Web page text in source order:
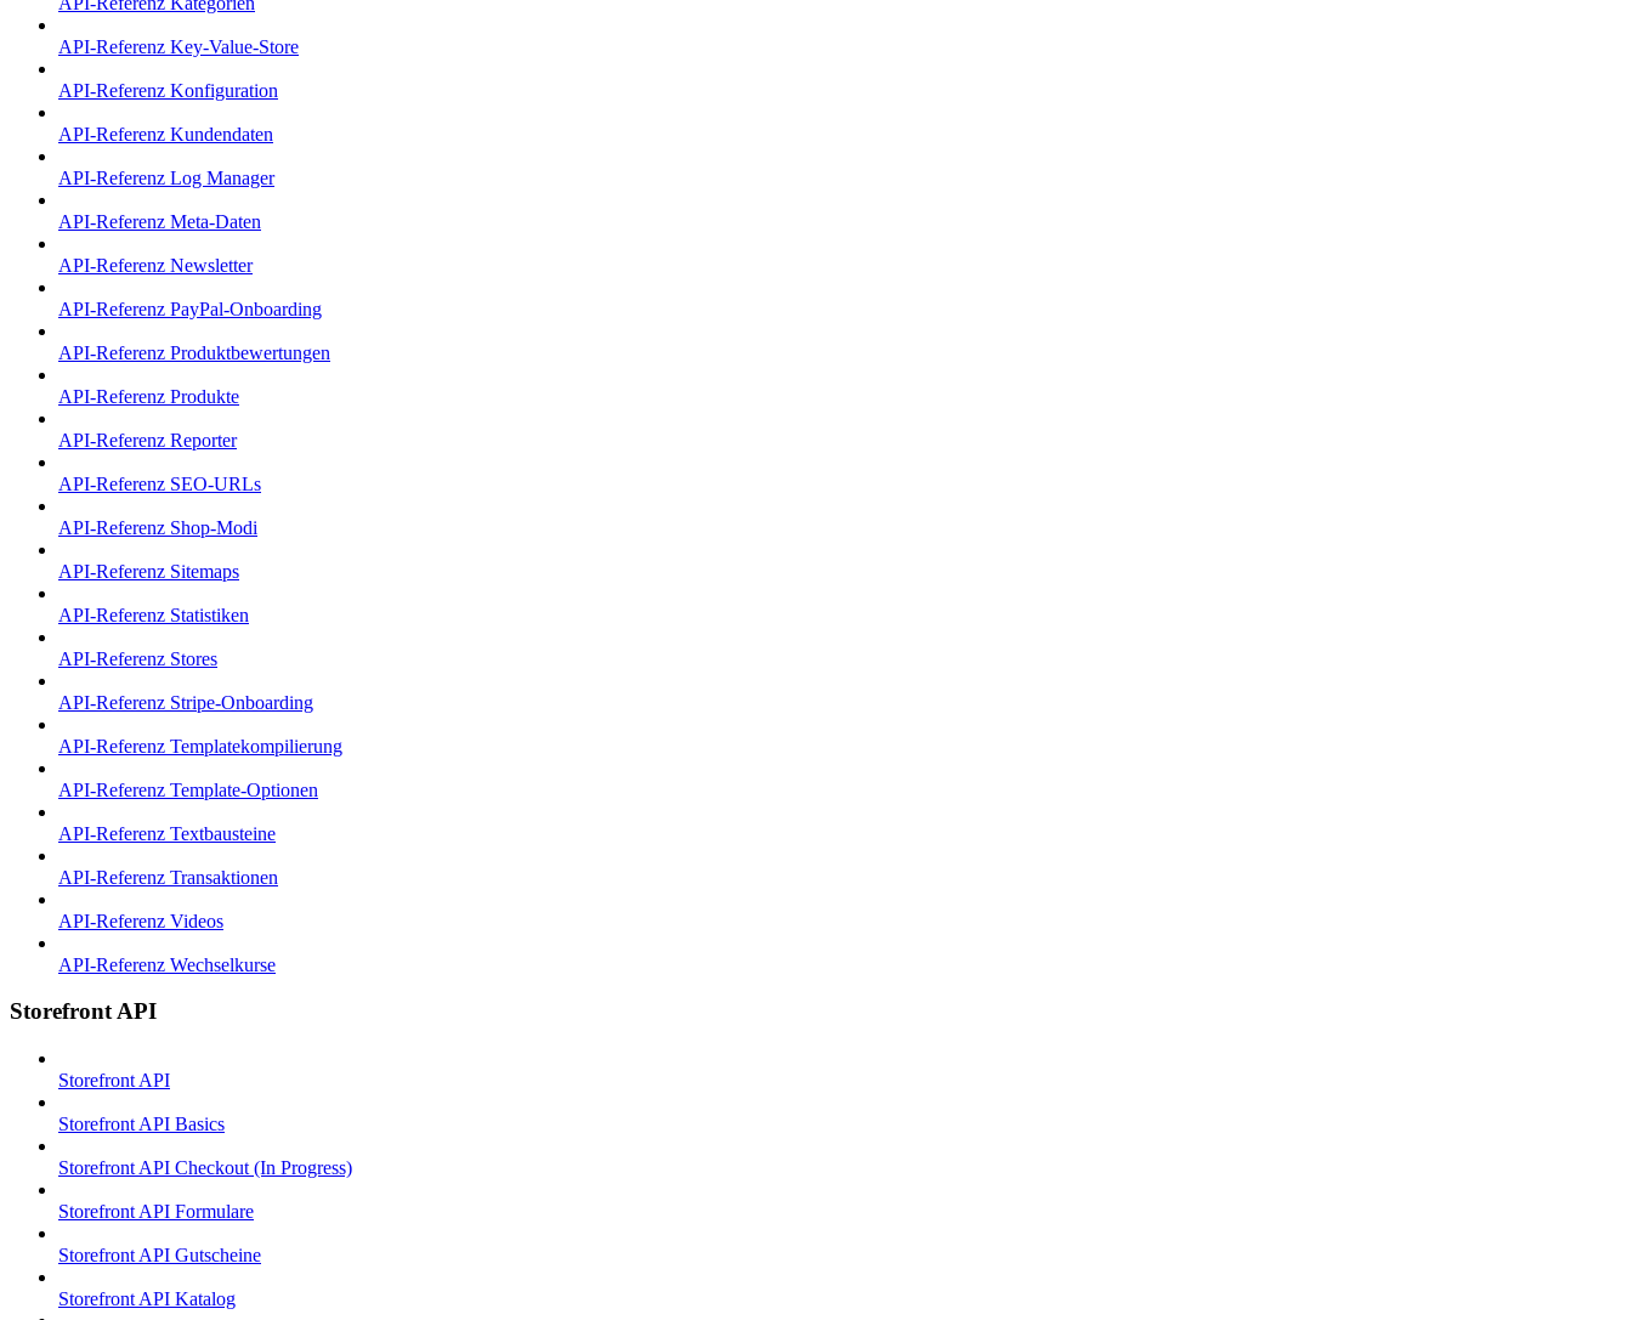
API-Referenz Key-Value-Store
API-Referenz Konfiguration
API-Referenz Kundendaten
API-Referenz Log Manager
API-Referenz Meta-Daten
API-Referenz Newsletter
API-Referenz PayPal-Onboarding
API-Referenz Produktbewertungen
API-Referenz Produkte
API-Referenz Reporter
API-Referenz SEO-URLs
API-Referenz Shop-Modi
API-Referenz Sitemaps
API-Referenz Statistiken
API-Referenz Stores
API-Referenz Stripe-Onboarding
API-Referenz Templatekompilierung
API-Referenz Template-Optionen
API-Referenz Textbausteine
API-Referenz Transaktionen
API-Referenz Videos
API-Referenz Wechselkurse
Storefront API
Storefront API
Storefront API Basics
Storefront API Checkout (In Progress)
Storefront API Formulare
Storefront API Gutscheine
Storefront API Katalog